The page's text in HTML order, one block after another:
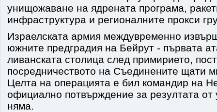
унищожаване на ядрената програма,
инфраструктура и регионалните прокси
Израелската армия междувременно
южните предградия на Бейрут - първата
ливанската столица след примирието,
посредничеството на Съединените щати
Целта на операцията е бил командир на
официално потвърждение за резултата от
няма.